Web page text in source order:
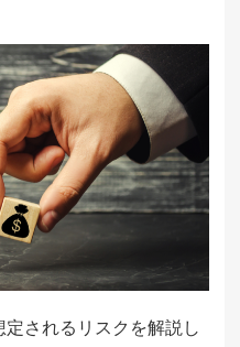
されるリスクを解説し